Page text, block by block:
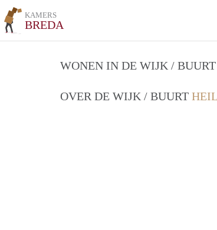
KAMERS
BREDA
WONEN IN DE WIJK / BUURT
OVER DE WIJK / BUURT